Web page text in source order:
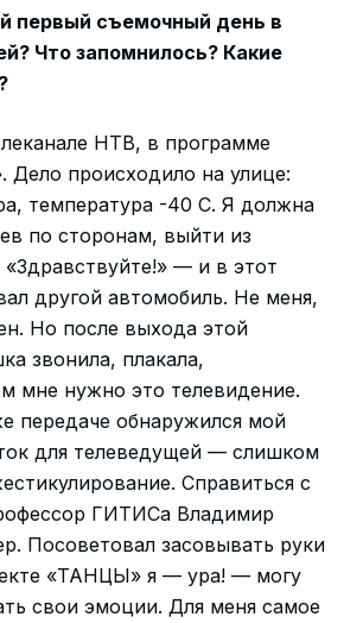
первый съемочный день в
Что запомнилось? Какие
НТВ, в программе
Дело происходило на улице:
температура -40 С. Я должна
по сторонам, выйти из
— и в этот
другой автомобиль. Не меня,
Но после выхода этой
звонила, плакала,
мне нужно это телевидение.
передаче обнаружился мой
для телеведущей — слишком
Справиться с
ГИТИСа Владимир
Посоветовал засовывать руки
«ТАНЦЫ» я — ура! — могу
свои эмоции. Для меня самое